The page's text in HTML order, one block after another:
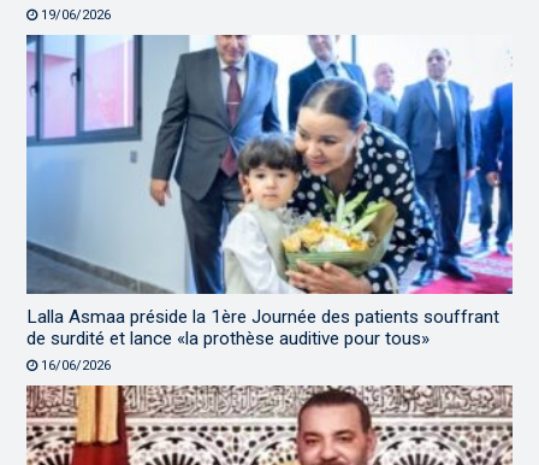
19/06/2026
Lalla Asmaa préside la 1ère Journée des patients souffrant
de surdité et lance «la prothèse auditive pour tous»
16/06/2026